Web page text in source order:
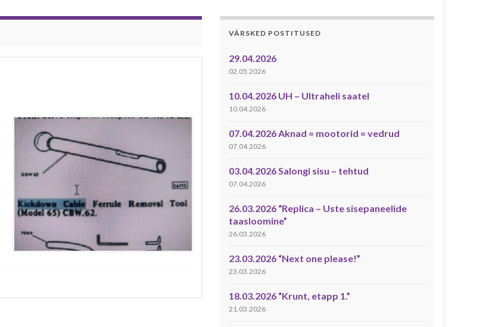
VÄRSKED POSTITUSED
29.04.2026
02.05.2026
10.04.2026 UH – Ultraheli saatel
10.04.2026
07.04.2026 Aknad = mootorid = vedrud
07.04.2026
03.04.2026 Salongi sisu – tehtud
07.04.2026
26.03.2026 “Replica – Uste sisepaneelide
taasloomine”
26.03.2026
23.03.2026 “Next one please!”
23.03.2026
18.03.2026 “Krunt, etapp 1.”
21.03.2026